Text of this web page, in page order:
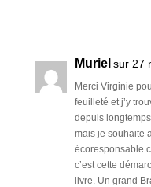
Muriel sur 27
Merci Virginie
feuilleté et j’y
depuis
mais je souhaite
écoresponsable
c’est cette
livre. Un grand